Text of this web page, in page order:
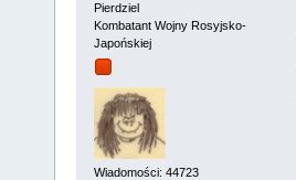
Pierdziel
Kombatant Wojny Rosyjsko-
Japońskiej
Wiadomości: 44723